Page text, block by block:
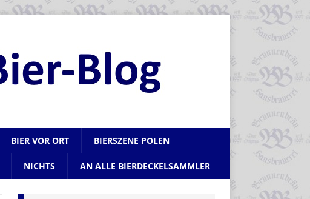
BIER VOR ORT BIERSZENE POLEN
NICHTS AN ALLE BIERDECKELSAMMLER